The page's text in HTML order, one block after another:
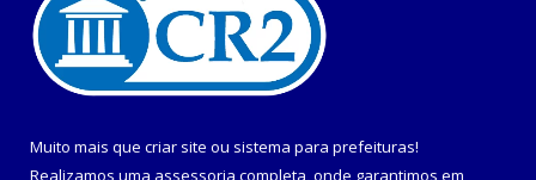
Muito mais que criar site ou sistema para prefeituras!
Realizamos uma assessoria completa, onde garantimos em